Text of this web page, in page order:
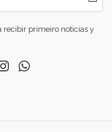
recibir primeiro noticias y